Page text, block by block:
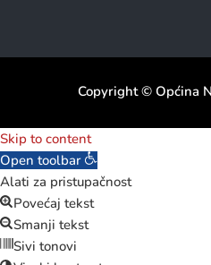
Copyright © Općina
Skip to content
Open toolbar
Alati za pristupačnost
Povećaj tekst
Smanji tekst
Sivi tonovi